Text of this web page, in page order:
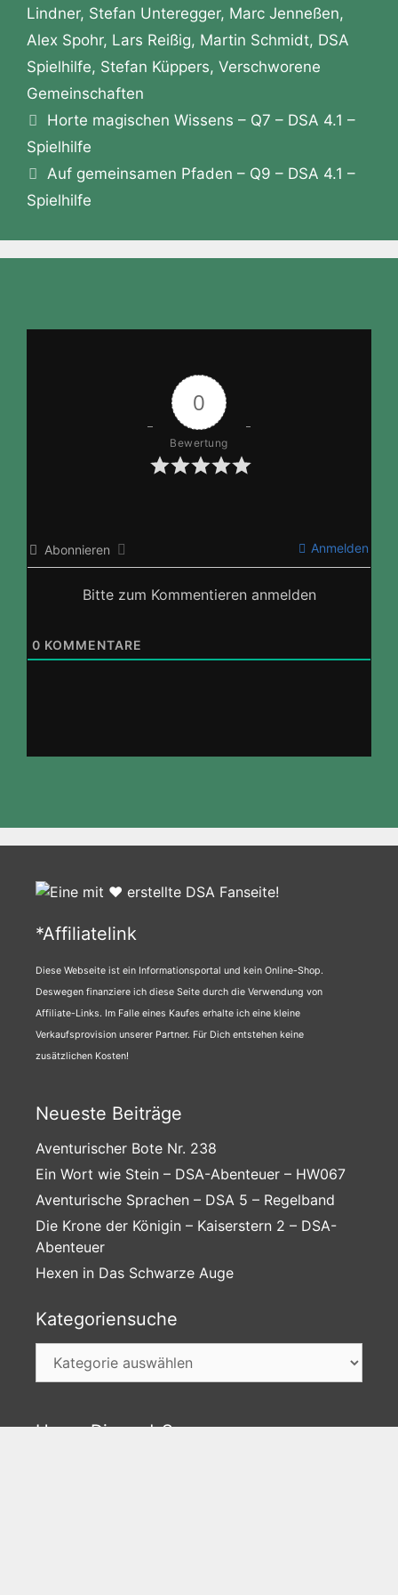
o
k
g
er
p
n
W
is
h
Li
st
Lindner, Stefan Unteregger, Marc Jenneßen,
Alex Spohr, Lars Reißig, Martin Schmidt, DSA
Spielhilfe, Stefan Küppers, Verschworene
Gemeinschaften
Horte magischen Wissens – Q7 – DSA 4.1 –
Spielhilfe
Auf gemeinsamen Pfaden – Q9 – DSA 4.1 –
Spielhilfe
0
Bewertung
Abonnieren Anmelden
Bitte zum Kommentieren anmelden
0 KOMMENTARE
*Affiliatelink
Diese Webseite ist ein Informationsportal und kein Online-Shop.
Deswegen finanziere ich diese Seite durch die Verwendung von
Affiliate-Links. Im Falle eines Kaufes erhalte ich eine kleine
Verkaufsprovision unserer Partner. Für Dich entstehen keine
zusätzlichen Kosten!
Neueste Beiträge
Aventurischer Bote Nr. 238
Ein Wort wie Stein – DSA-Abenteuer – HW067
Aventurische Sprachen – DSA 5 – Regelband
Die Krone der Königin – Kaiserstern 2 – DSA-
Abenteuer
Hexen in Das Schwarze Auge
Kategoriensuche
Kategoriensuche
Unser Discord-Server